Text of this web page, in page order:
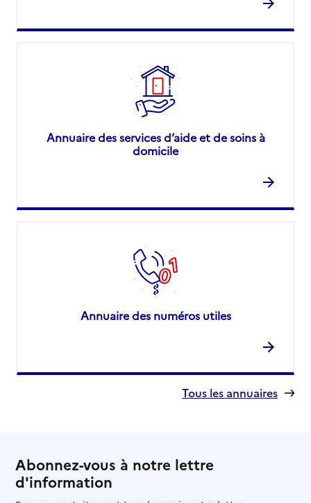
Annuaire des services d’aide et de soins à
domicile
Annuaire des numéros utiles
Tous les annuaires
Abonnez-vous à notre lettre
d'information